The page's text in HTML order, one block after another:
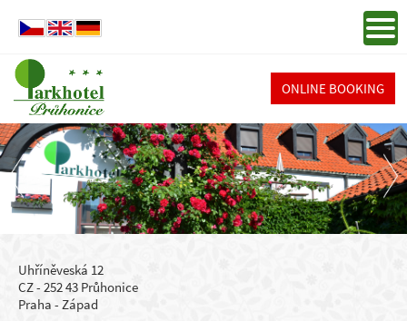
ONLINE BOOKING
Uhříněveská 12
CZ - 252 43 Průhonice
Praha - Západ